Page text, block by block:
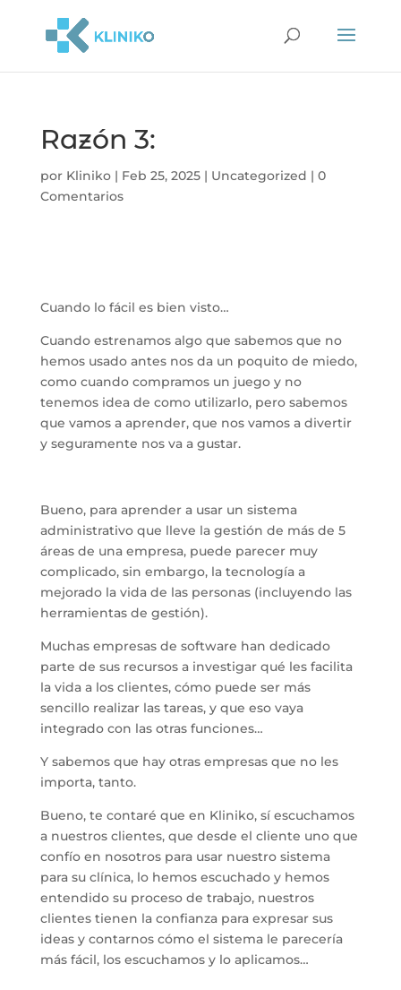
Razón 3:
por Kliniko| Feb 25, 2025| Uncategorized | 0
Comentarios
Cuando lo fácil es bien visto…
Cuando estrenamos algo que sabemos que no
hemos usado antes nos da un poquito de miedo,
como cuando compramos un juego y no
tenemos idea de como utilizarlo, pero sabemos
que vamos a aprender, que nos vamos a divertir
y seguramente nos va a gustar.
Bueno, para aprender a usar un sistema
administrativo que lleve la gestión de más de 5
áreas de una empresa, puede parecer muy
complicado, sin embargo, la tecnología a
mejorado la vida de las personas (incluyendo las
herramientas de gestión).
Muchas empresas de software han dedicado
parte de sus recursos a investigar qué les facilita
la vida a los clientes, cómo puede ser más
sencillo realizar las tareas, y que eso vaya
integrado con las otras funciones…
Y sabemos que hay otras empresas que no les
importa, tanto.
Bueno, te contaré que en Kliniko, sí escuchamos
a nuestros clientes, que desde el cliente uno que
confío en nosotros para usar nuestro sistema
para su clínica, lo hemos escuchado y hemos
entendido su proceso de trabajo, nuestros
clientes tienen la confianza para expresar sus
ideas y contarnos cómo el sistema le parecería
más fácil, los escuchamos y lo aplicamos…